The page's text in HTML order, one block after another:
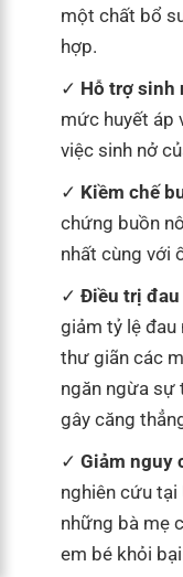
một chất bổ
hợp.
Hỗ trợ sinh
mức huyết áp
việc sinh nở
Kiềm chế
chứng buồn
nhất cùng với
Điều trị đau
giảm tỷ lệ đau
thư giãn các
ngăn ngừa sự
gây căng
Giảm nguy
nghiên cứu
những bà mẹ
em bé khỏi